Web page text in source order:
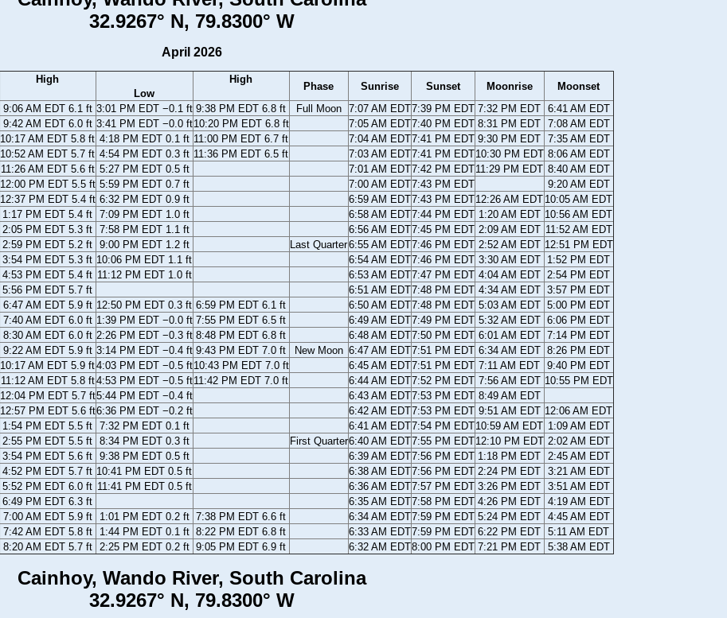
32.9267° N, 79.8300° W
April 2026
High
Low
High
Phase Sunrise Sunset Moonrise
Moonset
9:06 AM EDT 6.1 ft 3:01 PM EDT −0.1 ft 9:38 PM EDT 6.8 ft Full Moon 7:07 AM EDT7:39 PM EDT 7:32 PM EDT 6:41 AM EDT
9:42 AM EDT 6.0 ft 3:41 PM EDT −0.0 ft10:20 PM EDT 6.8 ft 7:05 AM EDT7:40 PM EDT 8:31 PM EDT 7:08 AM EDT
10:17 AM EDT 5.8 ft 4:18 PM EDT 0.1 ft 11:00 PM EDT 6.7 ft 7:04 AM EDT7:41 PM EDT 9:30 PM EDT 7:35 AM EDT
10:52 AM EDT 5.7 ft 4:54 PM EDT 0.3 ft 11:36 PM EDT 6.5 ft 7:03 AM EDT7:41 PM EDT10:30 PM EDT 8:06 AM EDT
11:26 AM EDT 5.6 ft 5:27 PM EDT 0.5 ft 7:01 AM EDT7:42 PM EDT11:29 PM EDT 8:40 AM EDT
12:00 PM EDT 5.5 ft 5:59 PM EDT 0.7 ft 7:00 AM EDT7:43 PM EDT
9:20 AM EDT
12:37 PM EDT 5.4 ft 6:32 PM EDT 0.9 ft 6:59 AM EDT7:43 PM EDT12:26 AM EDT 10:05 AM EDT
1:17 PM EDT 5.4 ft 7:09 PM EDT 1.0 ft 6:58 AM EDT7:44 PM EDT 1:20 AM EDT 10:56 AM EDT
2:05 PM EDT 5.3 ft 7:58 PM EDT 1.1 ft 6:56 AM EDT7:45 PM EDT 2:09 AM EDT 11:52 AM EDT
2:59 PM EDT 5.2 ft 9:00 PM EDT 1.2 ft Last Quarter6:55 AM EDT7:46 PM EDT 2:52 AM EDT 12:51 PM EDT
3:54 PM EDT 5.3 ft 10:06 PM EDT 1.1 ft 6:54 AM EDT7:46 PM EDT 3:30 AM EDT
1:52 PM EDT
4:53 PM EDT 5.4 ft 11:12 PM EDT 1.0 ft 6:53 AM EDT7:47 PM EDT 4:04 AM EDT
2:54 PM EDT
5:56 PM EDT 5.7 ft 6:51 AM EDT7:48 PM EDT 4:34 AM EDT 3:57 PM EDT
6:47 AM EDT 5.9 ft 12:50 PM EDT 0.3 ft 6:59 PM EDT 6.1 ft 6:50 AM EDT7:48 PM EDT 5:03 AM EDT 5:00 PM EDT
7:40 AM EDT 6.0 ft 1:39 PM EDT −0.0 ft 7:55 PM EDT 6.5 ft 6:49 AM EDT7:49 PM EDT 5:32 AM EDT 6:06 PM EDT
8:30 AM EDT 6.0 ft 2:26 PM EDT −0.3 ft 8:48 PM EDT 6.8 ft 6:48 AM EDT7:50 PM EDT 6:01 AM EDT 7:14 PM EDT
9:22 AM EDT 5.9 ft 3:14 PM EDT −0.4 ft 9:43 PM EDT 7.0 ft New Moon 6:47 AM EDT7:51 PM EDT 6:34 AM EDT 8:26 PM EDT
10:17 AM EDT 5.9 ft4:03 PM EDT −0.5 ft10:43 PM EDT 7.0 ft 6:45 AM EDT7:51 PM EDT 7:11 AM EDT 9:40 PM EDT
11:12 AM EDT 5.8 ft4:53 PM EDT −0.5 ft11:42 PM EDT 7.0 ft 6:44 AM EDT7:52 PM EDT 7:56 AM EDT 10:55 PM EDT
12:04 PM EDT 5.7 ft5:44 PM EDT −0.4 ft 6:43 AM EDT7:53 PM EDT 8:49 AM EDT
12:57 PM EDT 5.6 ft6:36 PM EDT −0.2 ft 6:42 AM EDT7:53 PM EDT 9:51 AM EDT 12:06 AM EDT
1:54 PM EDT 5.5 ft 7:32 PM EDT 0.1 ft 6:41 AM EDT7:54 PM EDT10:59 AM EDT 1:09 AM EDT
2:55 PM EDT 5.5 ft 8:34 PM EDT 0.3 ft First Quarter6:40 AM EDT7:55 PM EDT12:10 PM EDT 2:02 AM EDT
3:54 PM EDT 5.6 ft 9:38 PM EDT 0.5 ft 6:39 AM EDT7:56 PM EDT 1:18 PM EDT
2:45 AM EDT
4:52 PM EDT 5.7 ft 10:41 PM EDT 0.5 ft 6:38 AM EDT7:56 PM EDT 2:24 PM EDT 3:21 AM EDT
5:52 PM EDT 6.0 ft 11:41 PM EDT 0.5 ft 6:36 AM EDT7:57 PM EDT 3:26 PM EDT 3:51 AM EDT
6:49 PM EDT 6.3 ft 6:35 AM EDT7:58 PM EDT 4:26 PM EDT 4:19 AM EDT
7:00 AM EDT 5.9 ft 1:01 PM EDT 0.2 ft 7:38 PM EDT 6.6 ft 6:34 AM EDT7:59 PM EDT 5:24 PM EDT 4:45 AM EDT
7:42 AM EDT 5.8 ft 1:44 PM EDT 0.1 ft 8:22 PM EDT 6.8 ft 6:33 AM EDT7:59 PM EDT 6:22 PM EDT 5:11 AM EDT
8:20 AM EDT 5.7 ft 2:25 PM EDT 0.2 ft 9:05 PM EDT 6.9 ft 6:32 AM EDT8:00 PM EDT 7:21 PM EDT 5:38 AM EDT
Cainhoy, Wando River, South Carolina
32.9267° N, 79.8300° W